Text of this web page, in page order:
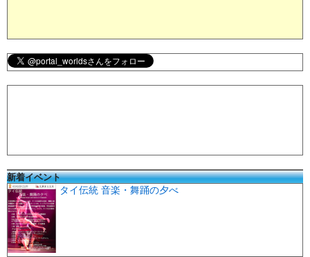
新着イベント
タイ伝統 音楽・舞踊の夕べ